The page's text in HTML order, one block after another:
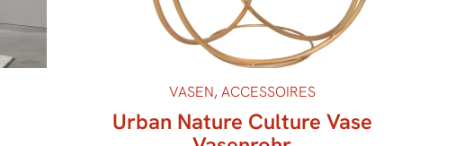
VASEN, ACCESSOIRES
Urban Nature Culture Vase